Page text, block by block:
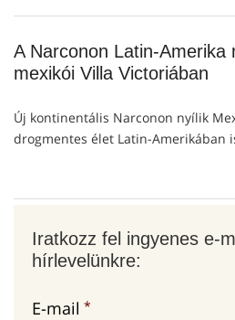
A Narconon Latin-Amerika
mexikói Villa Victoriában
Új kontinentális Narconon nyílik
drogmentes élet Latin-Amerikában
Iratkozz fel ingyenes e-
hírlevelünkre:
E-mail